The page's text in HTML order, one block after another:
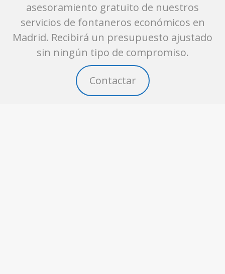
asesoramiento gratuito de nuestros
servicios de fontaneros económicos en
Madrid. Recibirá un presupuesto ajustado
sin ningún tipo de compromiso.
Contactar